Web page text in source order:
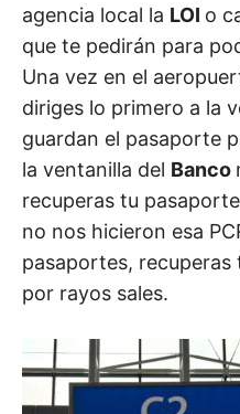
agencia local la LOI o
que te pedirán para
Una vez en el
diriges lo primero a la
guardan el pasaporte
la ventanilla del Banco
recuperas tu
no nos hicieron esa
pasaportes, recuperas
por rayos sales.